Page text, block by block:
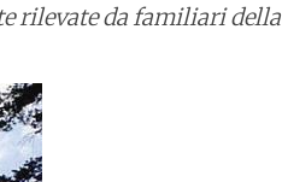
rilevate da familiari della